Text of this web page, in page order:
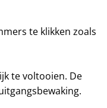
te klikken zoals
te voltooien. De